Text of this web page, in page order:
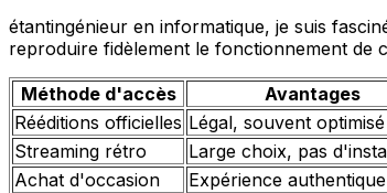
étantingénieur en informatique, je suis
reproduire fidèlement le fonctionnement de
Méthode d'accès Avantages
Rééditions officielles Légal, souvent optimisé
Streaming rétro
Large choix, pas
Achat d'occasion
Expérience authentique